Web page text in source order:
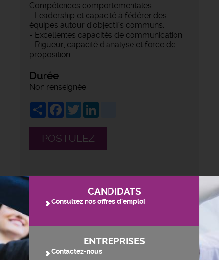
Compétences comportementales
- Leadership et capacité à fédérer des
équipes autour d'objectifs communs.
- Excellentes capacités de communication.
- Rigueur, capacité d'analyse et force de
proposition.
Durée
Non renseignée
ShareFacebook
Twitter
POSTULEZ
CANDIDATS
Consultez nos offres d'emploi
ENTREPRISES
Contactez-nous